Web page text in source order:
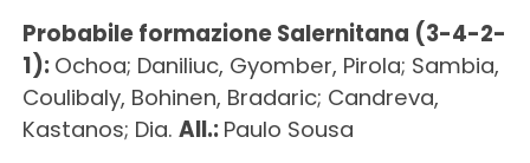
Probabile formazione Salernitana (3-4-2-
1): Ochoa; Daniliuc, Gyomber, Pirola; Sambia,
Coulibaly, Bohinen, Bradaric; Candreva,
Kastanos; Dia. All.: Paulo Sousa